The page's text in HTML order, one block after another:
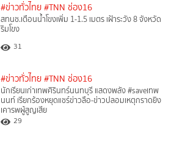
#ข่าวทั่วไทย #TNN ช่อง16
สทนช.เตือนน้ำโขงเพิ่ม 1-1.5 เมตร เฝ้าระวัง 8 จังหวัด
ริมโขง
31
#ข่าวทั่วไทย #TNN ช่อง16
นักเรียนเก่าเทพศิรินทร์นนทบุรี แสดงพลัง #saveเทพ
นนท์ เรียกร้องหยุดแชร์ข่าวลือ-ข่าวปลอมเหตุกราดยิง
เคารพผู้สูญเสีย
29